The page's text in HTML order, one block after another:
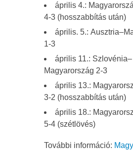
április 4.:
4-3 (hosszabbítás után)
április. 5.:
1-3
április 11.: Szlovénia–
Magyarország 2-3
április 13.:
3-2 (hosszabbítás után)
április 18.:
5-4 (szétlövés)
További információ: